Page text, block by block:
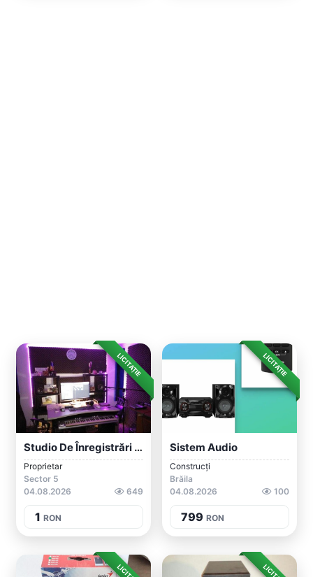
LICITAȚIE
Studio De Înregistrări Audio - Producție...
Proprietar
Sector 5
04.08.2026
649
1 RON
LICITAȚIE
Sistem Audio
Construcți
Brăila
04.08.2026
100
799 RON